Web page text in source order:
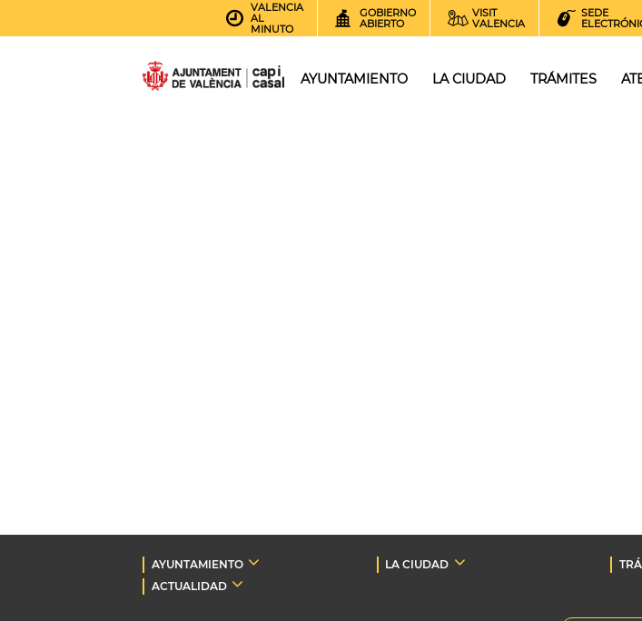
VALENCIA
AL
MINUTO
GOBIERNO
ABIERTO
VISIT
VALENCIA
SEDE
AYUNTAMIENTO LA CIUDAD TRÁMITES
AYUNTAMIENTO LA CIUDAD
ACTUALIDAD